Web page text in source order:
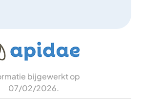
bijgewerkt op
07/02/2026.